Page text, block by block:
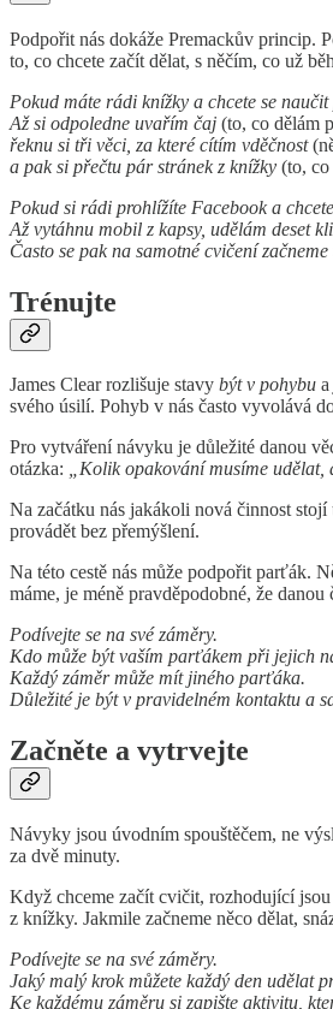
Podpořit nás dokáže Premackův princip.
to, co chcete začít dělat, s něčím, co už
Pokud máte rádi knížky a chcete se
Až si odpoledne uvařím čaj (to, co dělám
řeknu si tři věci, za které cítím vděčnost
a pak si přečtu pár stránek z knížky (to, co
Pokud si rádi prohlížíte Facebook a
Až vytáhnu mobil z kapsy, udělám deset
Často se pak na samotné cvičení
Trénujte
James Clear rozlišuje stavy být v pohybu a
svého úsilí. Pohyb v nás často vyvolává
Pro vytváření návyku je důležité danou
otázka: „Kolik opakování musíme udělat,
Na začátku nás jakákoli nová činnost
provádět bez přemýšlení.
Na této cestě nás může podpořit parťák.
máme, je méně pravděpodobné, že
Podívejte se na své záměry.
Kdo může být vaším parťákem při jejich
Každý záměr může mít jiného parťáka.
Důležité je být v pravidelném kontaktu a
Začněte a vytrvejte
Návyky jsou úvodním spouštěčem, ne
za dvě minuty.
Když chceme začít cvičit, rozhodující
z knížky. Jakmile začneme něco dělat,
Podívejte se na své záměry.
Jaký malý krok můžete každý den udělat
Ke každému záměru si zapište aktivitu,